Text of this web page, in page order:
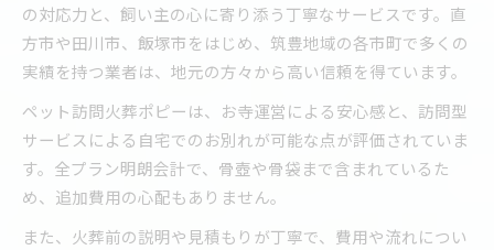
の対応力と、飼い主の心に寄り添う丁寧なサービスです。直
方市や田川市、飯塚市をはじめ、筑豊地域の各市町で多くの
実績を持つ業者は、地元の方々から高い信頼を得ています。
ペット訪問火葬ポピーは、お寺運営による安心感と、訪問型
サービスによる自宅でのお別れが可能な点が評価されていま
す。全プラン明朗会計で、骨壺や骨袋まで含まれているた
め、追加費用の心配もありません。
また、火葬前の説明や見積もりが丁寧で、費用や流れについ